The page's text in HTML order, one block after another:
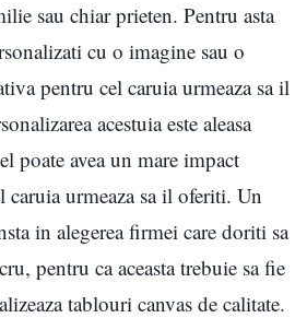
sau chiar prieten. Pentru asta
cu o imagine sau o
pentru cel caruia urmeaza sa il
acestuia este aleasa
poate avea un mare impact
urmeaza sa il oferiti. Un
in alegerea firmei care doriti sa
pentru ca aceasta trebuie sa fie
tablouri canvas de calitate.